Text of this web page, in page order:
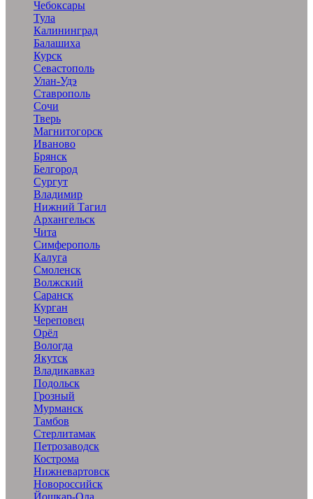
Чебоксары
Тула
Калининград
Балашиха
Курск
Севастополь
Улан-Удэ
Ставрополь
Сочи
Тверь
Магнитогорск
Иваново
Брянск
Белгород
Сургут
Владимир
Нижний Тагил
Архангельск
Чита
Симферополь
Калуга
Смоленск
Волжский
Саранск
Курган
Череповец
Орёл
Вологда
Якутск
Владикавказ
Подольск
Грозный
Мурманск
Тамбов
Стерлитамак
Петрозаводск
Кострома
Нижневартовск
Новороссийск
Йошкар-Ола